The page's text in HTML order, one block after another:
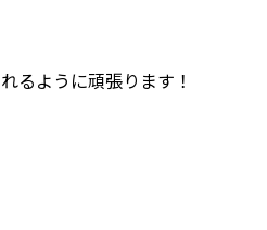
るように頑張ります！